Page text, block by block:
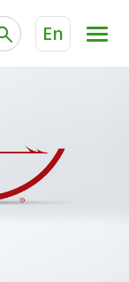
En
الخدمات
خدمة "بيتك"
جميع